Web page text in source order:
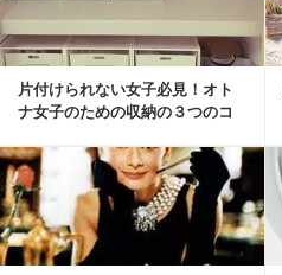
片付けられない女子必見！オト
ナ女子のための収納の３つのコ